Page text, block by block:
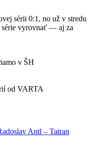
sérii 0:1, no už v stredu
série vyrovnať — aj za
v ŠH
od VARTA
Antl – Tatran